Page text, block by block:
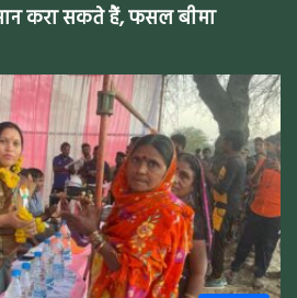
करा सकते हैं, फसल बीमा